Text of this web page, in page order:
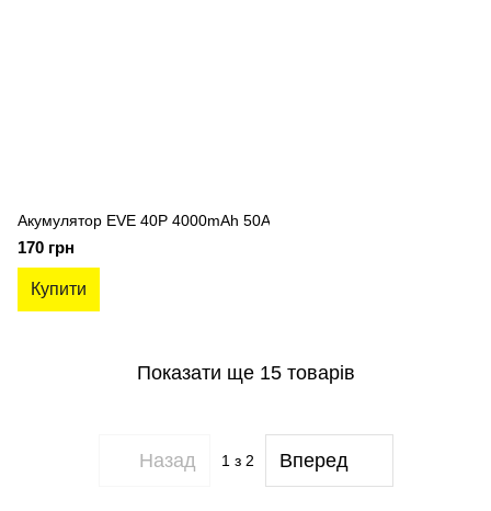
Акумулятор EVE 40P 4000mAh 50A
170 грн
Купити
Показати ще 15 товарів
Назад 1 з 2 Вперед